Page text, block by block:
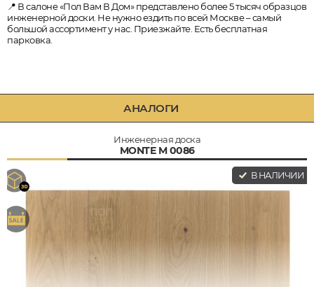
📍 В салоне «Пол Вам В Дом» представлено более 5 тысяч образцов
инженерной доски. Не нужно ездить по всей Москве – самый
большой ассортимент у нас. Приезжайте. Есть бесплатная
парковка.
АНАЛОГИ
Инженерная доска
MONTE M 0086
В НАЛИЧИИ